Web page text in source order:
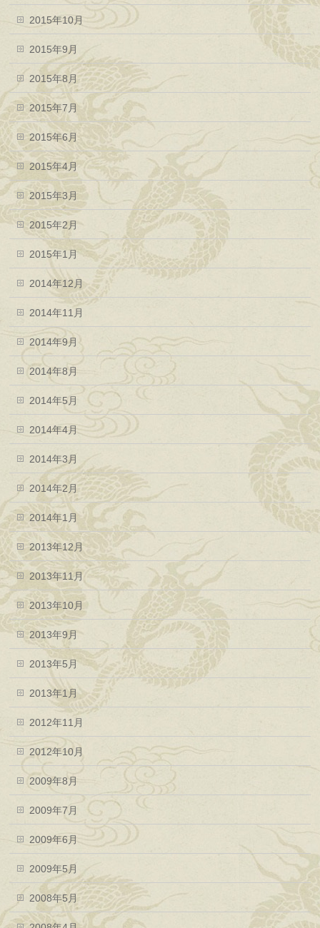
2015年10月
2015年9月
2015年8月
2015年7月
2015年6月
2015年4月
2015年3月
2015年2月
2015年1月
2014年12月
2014年11月
2014年9月
2014年8月
2014年5月
2014年4月
2014年3月
2014年2月
2014年1月
2013年12月
2013年11月
2013年10月
2013年9月
2013年5月
2013年1月
2012年11月
2012年10月
2009年8月
2009年7月
2009年6月
2009年5月
2008年5月